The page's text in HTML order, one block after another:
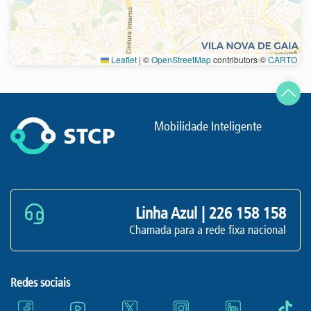
Leaflet | ©OpenStreetMapcontributors ©CARTO
Atualizar
Mobilidade Inteligente
Linha Azul | 226 158 158
Chamada para a rede fixa nacional
Redes sociais